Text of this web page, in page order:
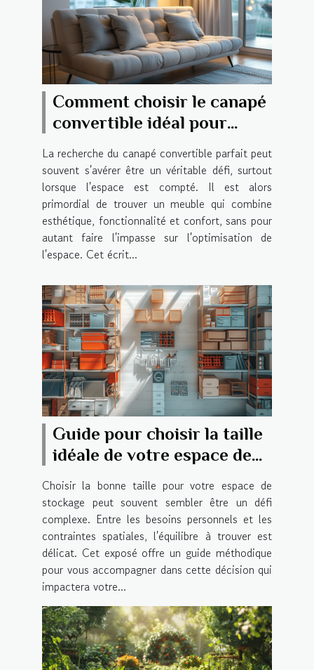
Comment choisir le canapé
convertible idéal pour
La recherche du canapé convertible parfait peut
souvent s'avérer être un véritable défi, surtout
lorsque l'espace est compté. Il est alors
primordial de trouver un meuble qui combine
esthétique, fonctionnalité et confort, sans pour
autant faire l'impasse sur l'optimisation de
l'espace. Cet écrit...
Guide pour choisir la taille
idéale de votre espace de
stockage
Choisir la bonne taille pour votre espace de
stockage peut souvent sembler être un défi
complexe. Entre les besoins personnels et les
contraintes spatiales, l'équilibre à trouver est
délicat. Cet exposé offre un guide méthodique
pour vous accompagner dans cette décision qui
impactera votre...